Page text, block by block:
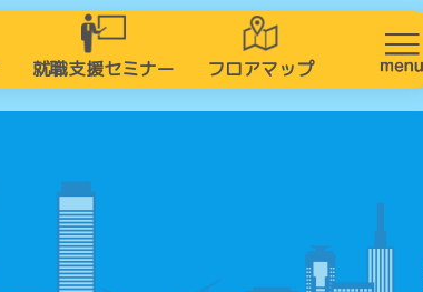
就職支援セミナー フロアマップ